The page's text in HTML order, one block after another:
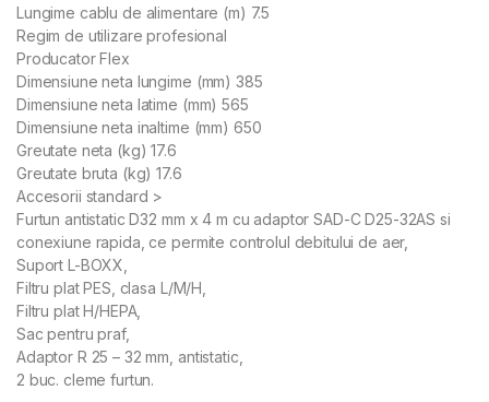
Lungime cablu de alimentare (m) 7.5
Regim de utilizare profesional
Producator Flex
Dimensiune neta lungime (mm) 385
Dimensiune neta latime (mm) 565
Dimensiune neta inaltime (mm) 650
Greutate neta (kg) 17.6
Greutate bruta (kg) 17.6
Accesorii standard >
Furtun antistatic D32 mm x 4 m cu adaptor SAD-C D25-32AS si
conexiune rapida, ce permite controlul debitului de aer,
Suport L-BOXX,
Filtru plat PES, clasa L/M/H,
Filtru plat H/HEPA,
Sac pentru praf,
Adaptor R 25 – 32 mm, antistatic,
2 buc. cleme furtun.